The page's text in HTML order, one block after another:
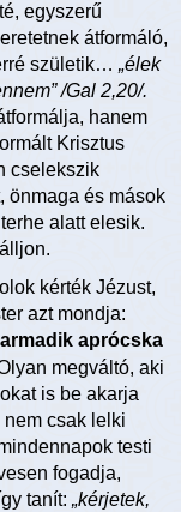
egyszerű
átformáló,
születik… „élek
/Gal 2,20/.
hanem
Krisztus
cselekszik
önmaga és mások
alatt elesik.
kérték Jézust,
azt mondja:
aprócska
megváltó, aki
is be akarja
csak lelki
testi
fogadja,
tanít: „kérjetek,